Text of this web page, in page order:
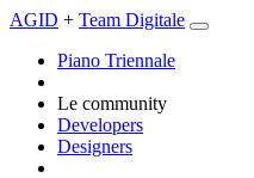
AGID + Team Digitale
Piano Triennale
Le community
Developers
Designers